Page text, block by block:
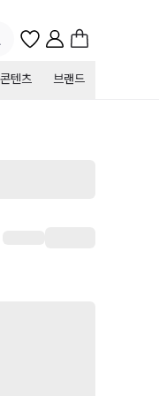
콘텐츠 브랜드